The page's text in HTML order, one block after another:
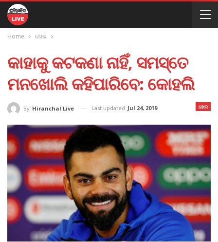
Home ଖେଳ
କାହାକୁ କଟକଣା ନାହିଁ, ସମସ୍ତେ
ମନଖୋଲି କହିପାରିବେ: କୋହଲି
ଖେଳ
By Hiranchal Live Last updated Jul 24, 2019